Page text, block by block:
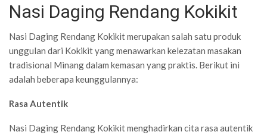
Nasi Daging Rendang Kokikit
Nasi Daging Rendang Kokikit merupakan salah satu produk
unggulan dari Kokikit yang menawarkan kelezatan masakan
tradisional Minang dalam kemasan yang praktis. Berikut ini
adalah beberapa keunggulannya:
Rasa Autentik
Nasi Daging Rendang Kokikit menghadirkan cita rasa autentik